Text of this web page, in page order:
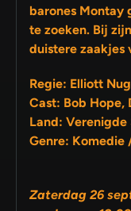
barones Montay
te zoeken. Bij zijn
duistere zaakjes
Regie: Elliott
Cast: Bob Hope,
Land: Verenigde
Genre: Komedie
Zaterdag 26